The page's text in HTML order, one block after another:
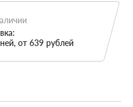
от 639 рублей